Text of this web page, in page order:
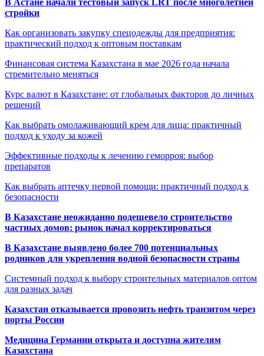
стройки
Как организовать закупку спецодежды для предприятия:
практический подход к оптовым поставкам
Финансовая система Казахстана в мае 2026 года начала
стремительно меняться
Курс валют в Казахстане: от глобальных факторов до личных
решений
Как выбрать омолаживающий крем для лица: практичный
подход к уходу за кожей
Эффективные подходы к лечению геморроя: выбор
препаратов
Как выбрать аптечку первой помощи: практичный подход к
безопасности
В Казахстане неожиданно подешевело строительство
частных домов: рынок начал корректироваться
В Казахстане выявлено более 700 потенциальных
родников для укрепления водной безопасности страны
Системный подход к выбору строительных материалов оптом
для разных задач
Казахстан отказывается провозить нефть транзитом через
порты России
Медицина Германии открыта и доступна жителям
Казахстана